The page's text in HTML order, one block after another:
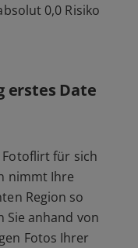
0,0 Risiko
erstes Date
Fotoflirt für sich
nimmt Ihre
Region so
Sie anhand von
Fotos Ihrer